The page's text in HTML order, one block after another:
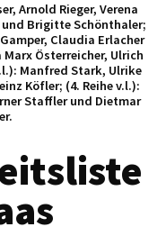
Arnold Rieger, Verena
Brigitte Schönthaler;
Claudia Erlacher
Österreicher, Ulrich
Manfred Stark, Ulrike
Köfler; (4. Reihe v.l.):
Staffler und Dietmar